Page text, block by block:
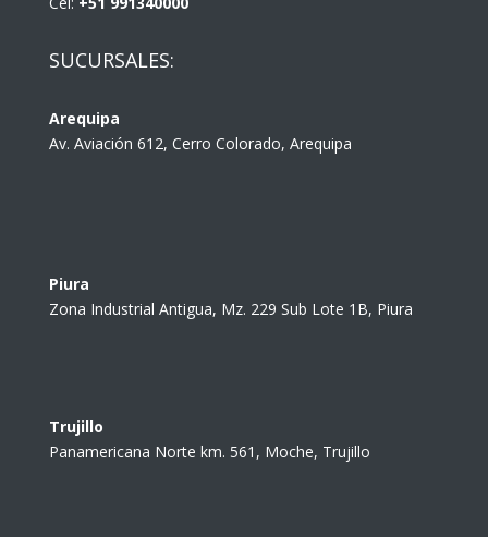
SUCURSALES:
Arequipa
Av. Aviación 612, Cerro Colorado, Arequipa
Piura
Zona Industrial Antigua, Mz. 229 Sub Lote 1B, Piura
Trujillo
Panamericana Norte km. 561, Moche, Trujillo